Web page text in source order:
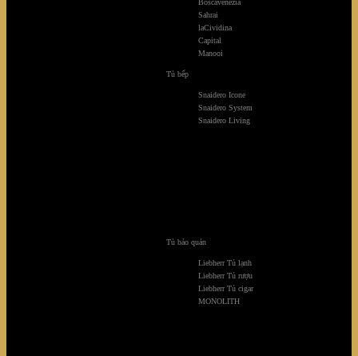
Boscavenezia
Sahrai
laCividina
Capital
Manooi
Tủ bếp
Snaidero Icone
Snaidero System
Snaidero Living
Tủ bảo quản
Liebherr Tủ lạnh
Liebherr Tủ rượu
Liebherr Tủ cigar
MONOLITH